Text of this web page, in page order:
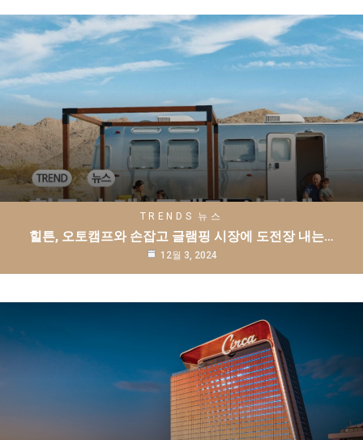
TRENDS 뉴스
힐튼, 오토캠프와 손잡고 글램핑 시장에 도전장 내는…
12월 3, 2024